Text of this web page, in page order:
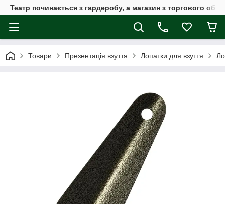
Театр починається з гардеробу, а магазин з торгового
Товари Презентація взуття Лопатки для взуття